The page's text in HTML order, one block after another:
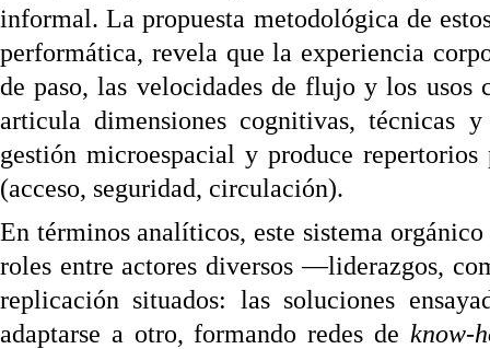
informal. La propuesta metodológica de
performática, revela que la experiencia
de paso, las velocidades de flujo y los
articula dimensiones cognitivas, técnicas
gestión microespacial y produce
(acceso, seguridad, circulación).
En términos analíticos, este sistema
roles entre actores diversos —liderazgos,
replicación situados: las soluciones
adaptarse a otro, formando redes de know-